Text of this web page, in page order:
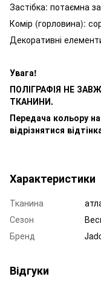
Застібка: потаємна
Комір (горловина):
Декоративні
Увага!
ПОЛІГРАФІЯ НЕ
ТКАНИНИ.
Передача кольору
відрізнятися
Характеристики
Тканина
Сезон
Бренд
Відгуки